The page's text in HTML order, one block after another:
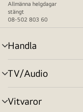
Allmänna helgdagar
stängt
08-502 803 60
Handla
menyväxling
TV/Audio
menyväxling
Vitvaror
menyväxling